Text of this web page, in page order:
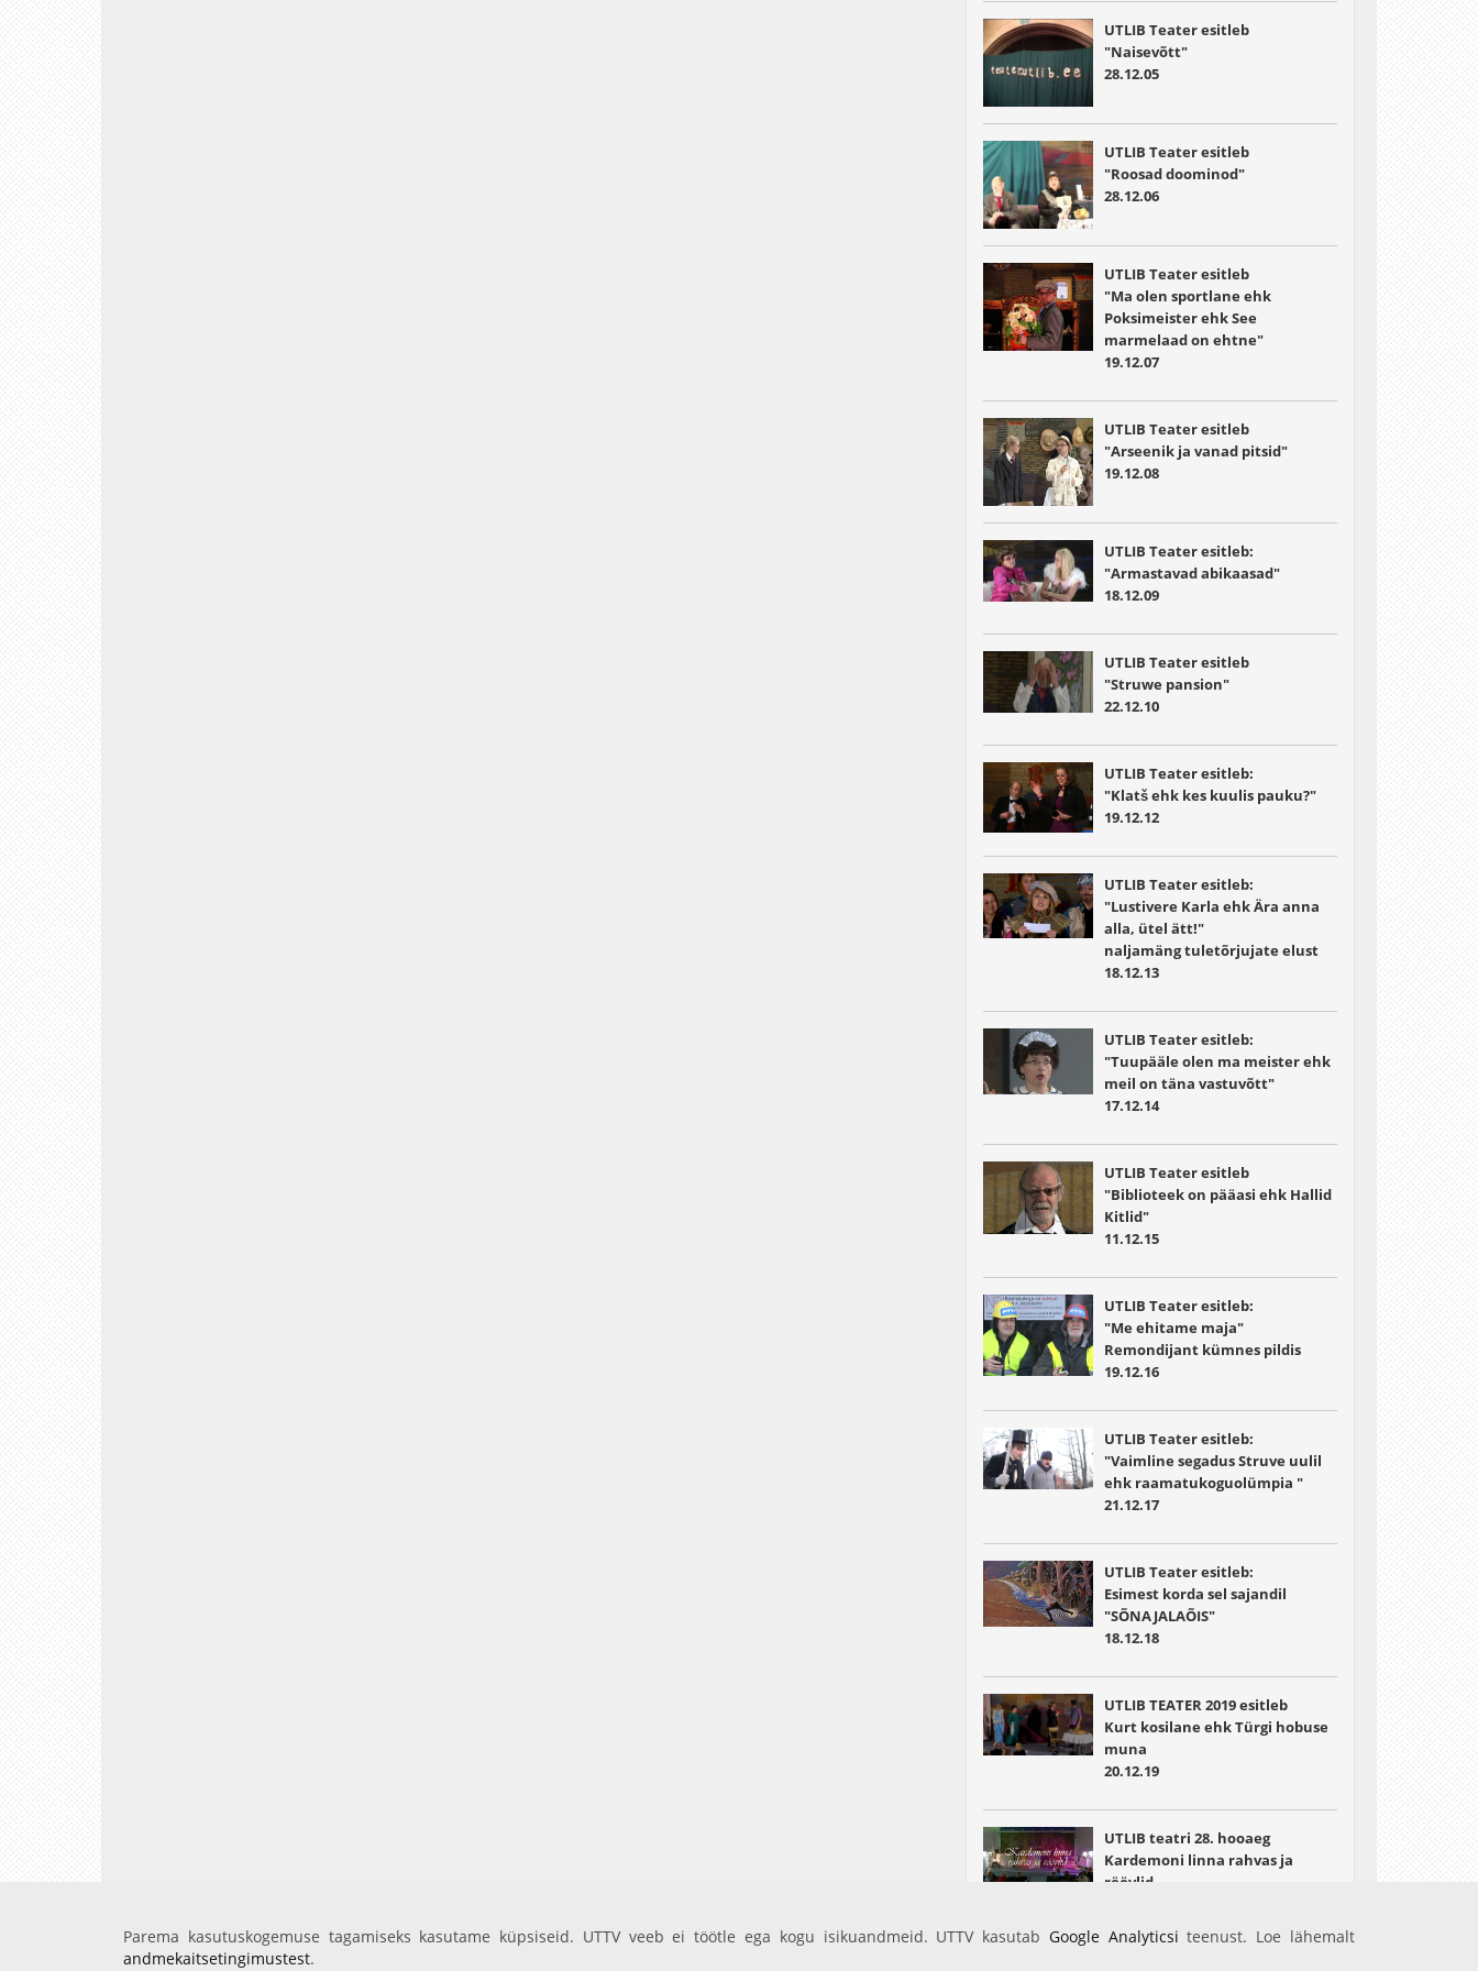
UTLIB Teater esitleb
"Naisevõtt"
28.12.05
UTLIB Teater esitleb
"Roosad doominod"
28.12.06
UTLIB Teater esitleb
"Ma olen sportlane ehk
Poksimeister ehk See
marmelaad on ehtne"
19.12.07
UTLIB Teater esitleb
"Arseenik ja vanad pitsid"
19.12.08
UTLIB Teater esitleb:
"Armastavad abikaasad"
18.12.09
UTLIB Teater esitleb
"Struwe pansion"
22.12.10
UTLIB Teater esitleb:
"Klatš ehk kes kuulis pauku?"
19.12.12
UTLIB Teater esitleb:
"Lustivere Karla ehk Ära anna
alla, ütel ätt!"
naljamäng tuletõrjujate elust
18.12.13
UTLIB Teater esitleb:
"Tuupääle olen ma meister ehk
meil on täna vastuvõtt"
17.12.14
UTLIB Teater esitleb
"Biblioteek on pääasi ehk Hallid
Kitlid"
11.12.15
UTLIB Teater esitleb:
"Me ehitame maja"
Remondijant kümnes pildis
19.12.16
UTLIB Teater esitleb:
"Vaimline segadus Struve uulil
ehk raamatukoguolümpia "
21.12.17
UTLIB Teater esitleb:
Esimest korda sel sajandil
"SÕNAJALAÕIS"
18.12.18
UTLIB TEATER 2019 esitleb
Kurt kosilane ehk Türgi hobuse
muna
20.12.19
UTLIB teatri 28. hooaeg
Kardemoni linna rahvas ja
röövlid
Parema kasutuskogemuse tagamiseks kasutame küpsiseid. UTTV veeb ei töötle ega kogu isikuandmeid. UTTV kasutab Google Analyticsi teenust. Loe lähemalt
andmekaitsetingimustest.